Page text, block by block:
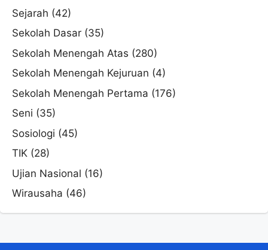
Sejarah (42)
Sekolah Dasar (35)
Sekolah Menengah Atas (280)
Sekolah Menengah Kejuruan (4)
Sekolah Menengah Pertama (176)
Seni (35)
Sosiologi (45)
TIK (28)
Ujian Nasional (16)
Wirausaha (46)